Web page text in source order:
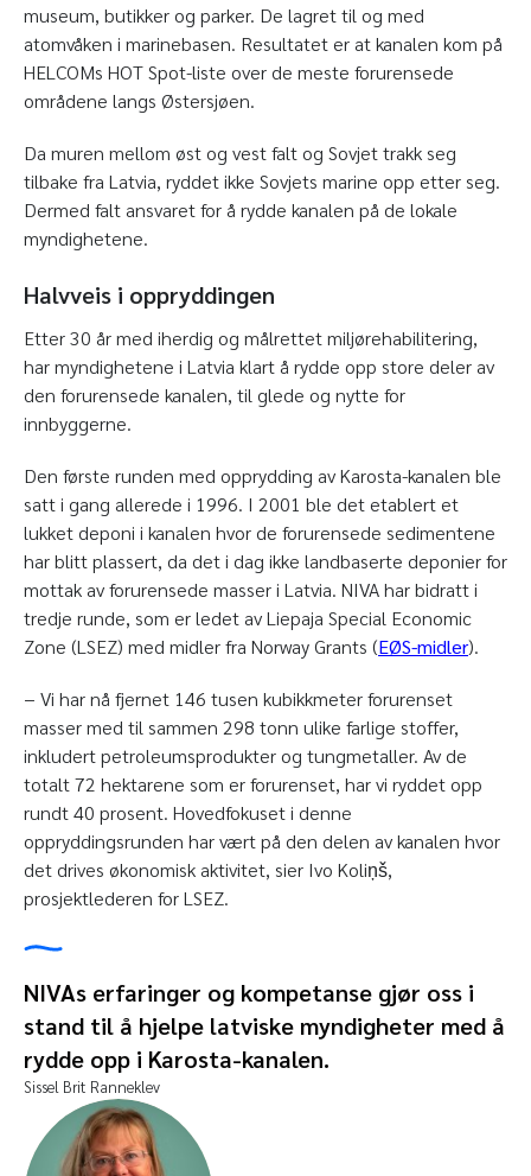
museum, butikker og parker. De lagret til og med
atomvåken i marinebasen. Resultatet er at kanalen kom på
HELCOMs HOT Spot-liste over de meste forurensede
områdene langs Østersjøen.
Da muren mellom øst og vest falt og Sovjet trakk seg
tilbake fra Latvia, ryddet ikke Sovjets marine opp etter seg.
Dermed falt ansvaret for å rydde kanalen på de lokale
myndighetene.
Halvveis i oppryddingen
Etter 30 år med iherdig og målrettet miljørehabilitering,
har myndighetene i Latvia klart å rydde opp store deler av
den forurensede kanalen, til glede og nytte for
innbyggerne.
Den første runden med opprydding av Karosta-kanalen ble
satt i gang allerede i 1996. I 2001 ble det etablert et
lukket deponi i kanalen hvor de forurensede sedimentene
har blitt plassert, da det i dag ikke landbaserte deponier for
mottak av forurensede masser i Latvia. NIVA har bidratt i
tredje runde, som er ledet av Liepaja Special Economic
Zone (LSEZ) med midler fra Norway Grants (EØS-midler).
− Vi har nå fjernet 146 tusen kubikkmeter forurenset
masser med til sammen 298 tonn ulike farlige stoffer,
inkludert petroleumsprodukter og tungmetaller. Av de
totalt 72 hektarene som er forurenset, har vi ryddet opp
rundt 40 prosent. Hovedfokuset i denne
oppryddingsrunden har vært på den delen av kanalen hvor
det drives økonomisk aktivitet, sier Ivo Koliņš,
prosjektlederen for LSEZ.
NIVAs erfaringer og kompetanse gjør oss i
stand til å hjelpe latviske myndigheter med å
rydde opp i Karosta-kanalen.
Sissel Brit Ranneklev